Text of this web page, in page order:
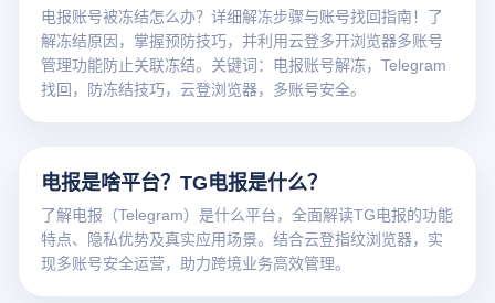
电报账号被冻结怎么办？详细解冻步骤与账号找回指南！了
解冻结原因，掌握预防技巧，并利用云登多开浏览器多账号
管理功能防止关联冻结。关键词：电报账号解冻，Telegram
找回，防冻结技巧，云登浏览器，多账号安全。
电报是啥平台？TG电报是什么？
了解电报（Telegram）是什么平台，全面解读TG电报的功能
特点、隐私优势及真实应用场景。结合云登指纹浏览器，实
现多账号安全运营，助力跨境业务高效管理。